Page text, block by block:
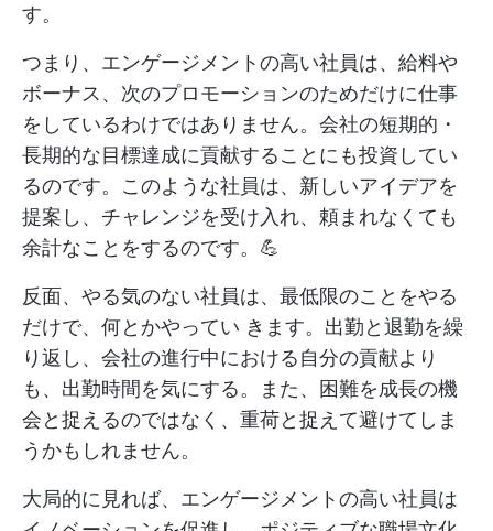
す。
つまり、エンゲージメントの高い社員は、給料や
ボーナス、次のプロモーションのためだけに仕事
をしているわけではありません。会社の短期的・
長期的な目標達成に貢献することにも投資してい
るのです。このような社員は、新しいアイデアを
提案し、チャレンジを受け入れ、頼まれなくても
余計なことをするのです。💪
反面、やる気のない社員は、最低限のことをやる
だけで、何とかやってい きます。出勤と退勤を繰
り返し、会社の進行中における自分の貢献より
も、出勤時間を気にする。また、困難を成長の機
会と捉えるのではなく、重荷と捉えて避けてしま
うかもしれません。
大局的に見れば、エンゲージメントの高い社員は